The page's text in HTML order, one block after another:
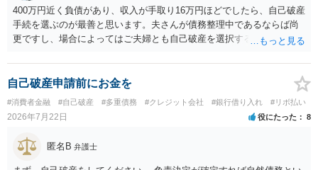
400万円近く負債があり、収入が手取り16万円ほどでしたら、自己破産
手続を選ぶのが最善と思います。夫さんが債務整理中であるならば尚
更ですし、場合によってはご夫婦とも自己破産を選択する方法もある
自己破産申請前にお金を
#消費者金融 #自己破産 #多重債務 #クレジット会社 #銀行借り入れ #リボ払い
2026年7月22日 役にたった 8
匿名B 弁護士